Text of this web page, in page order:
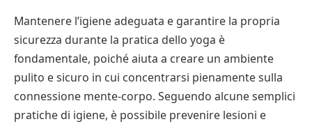
Mantenere l’igiene adeguata e garantire la propria
sicurezza durante la pratica dello yoga è
fondamentale, poiché aiuta a creare un ambiente
pulito e sicuro in cui concentrarsi pienamente sulla
connessione mente-corpo. Seguendo alcune semplici
pratiche di igiene, è possibile prevenire lesioni e